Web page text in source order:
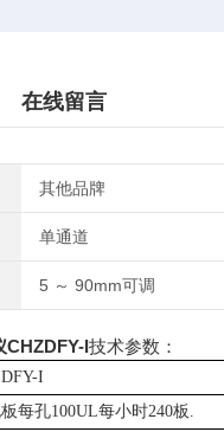
在线留言
其他品牌
单通道
5 ～ 90mm可调
CHZDFY-I技术参数：
FY-I
每孔100UL每小时240板.